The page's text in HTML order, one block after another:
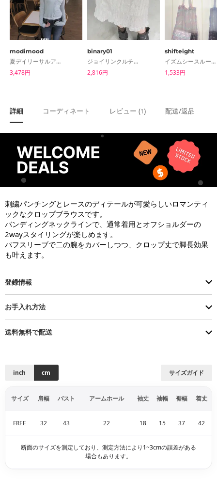
modimood
夏デイリーサルアンタカーディガン
3,478円
binary01
ジョイリンクルチェックスカート
2,816円
shifteight
イズムシースルーチェック肩掛けトートバッグ
1,533円
詳細 コーディネート レビュー (1) 配送/返品
刺繍パンチングとレースのディテールが可愛らしいロマンティ
ックなクロップブラウスです。
バンディングネックラインで、通常着用とオフショルダーの
2wayスタイリングが楽しめます。
パフスリーブで二の腕をカバーしつつ、クロップ丈で脚長効果
も叶えます。
登録情報
お手入れ方法
送料無料で配送
サイズガイド
inch cm
サイズ 肩幅 バスト アームホール 袖丈 袖幅 裾幅 着丈
FREE 32 43 22 18 15 37 42
断面のサイズを測定しており、測定方法により1~3cmの誤差がある
場合もあります。